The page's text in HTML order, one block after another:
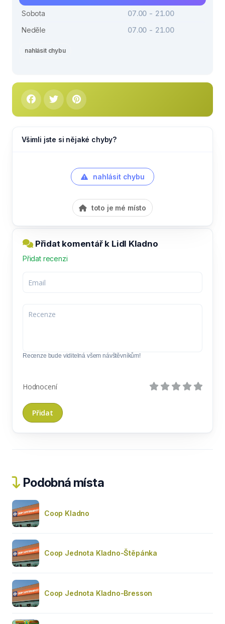
Sobota
07.00 - 21.00
Neděle
07.00 - 21.00
nahlásit chybu
Všimli jste si nějaké chyby?
nahlásit chybu
toto je mé místo
Přidat komentář k Lidl Kladno
Přidat recenzi
Recenze bude viditelná všem návštěvníkům!
Hodnocení
Podobná místa
Coop Kladno
Coop Jednota Kladno-Štěpánka
Coop Jednota Kladno-Bresson